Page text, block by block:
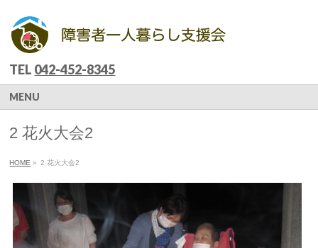
TEL 042-452-8345
MENU
2 花火大会2
HOME » 2 花火大会2